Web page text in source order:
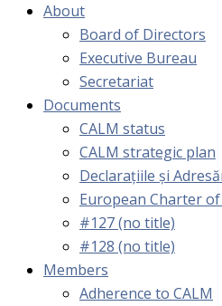
About
Board of Directors
Executive Bureau
Secretariat
Documents
CALM status
CALM strategic plan
Declarațiile și
European Charter
#127 (no title)
#128 (no title)
Members
Adherence to CALM